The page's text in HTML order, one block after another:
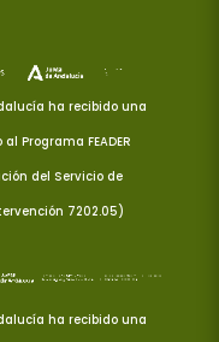
ha recibido una
Programa FEADER
del Servicio de
7202.05)
ha recibido una